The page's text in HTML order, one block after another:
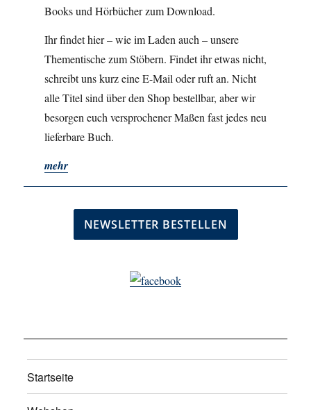
Books und Hörbücher zum Download.
Ihr findet hier – wie im Laden auch – unsere
Thementische zum Stöbern. Findet ihr etwas nicht,
schreibt uns kurz eine E-Mail oder ruft an. Nicht
alle Titel sind über den Shop bestellbar, aber wir
besorgen euch versprochener Maßen fast jedes neu
lieferbare Buch.
mehr
Startseite